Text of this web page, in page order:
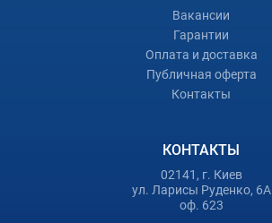
Вакансии
Гарантии
Оплата и доставка
Публичная оферта
Контакты
КОНТАКТЫ
02141, г. Киев
ул. Ларисы Руденко, 6А
оф. 623